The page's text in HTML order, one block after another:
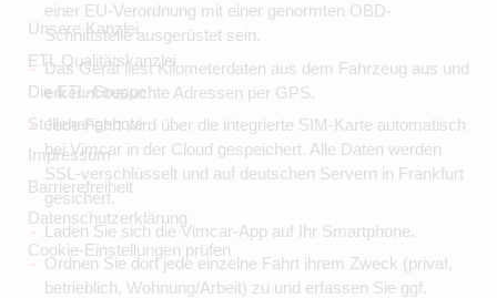
einer EU-Verordnung mit einer genormten OBD-
Schnittstelle ausgerüstet sein.
Das Gerät liest Kilometerdaten aus dem Fahrzeug aus und
erkennt besuchte Adressen per GPS.
Jede Fahrt wird über die integrierte SIM-Karte automatisch
bei Vimcar in der Cloud gespeichert. Alle Daten werden
SSL-verschlüsselt und auf deutschen Servern in Frankfurt
gesichert.
Laden Sie sich die Vimcar-App auf Ihr Smartphone.
Ordnen Sie dort jede einzelne Fahrt ihrem Zweck (privat,
betrieblich, Wohnung/Arbeit) zu und erfassen Sie ggf.
Unsere Kanzlei
ETL Qualitätskanzlei
Die ETL-Gruppe
Stellenangebote
Impressum
Barrierefreiheit
Datenschutzerklärung
Cookie-Einstellungen prüfen